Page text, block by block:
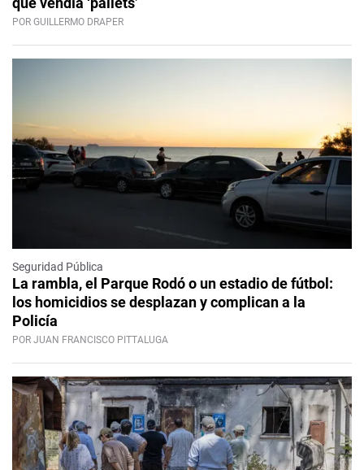
POR GUILLERMO DRAPER
Seguridad Pública
La rambla, el Parque Rodó o un estadio de fútbol:
los homicidios se desplazan y complican a la
Policía
POR JUAN FRANCISCO PITTALUGA